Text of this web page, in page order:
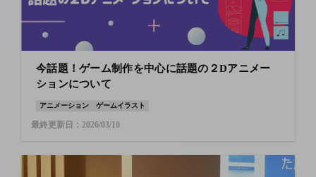
今話題！ゲーム制作を中心に話題の２Dアニメー
ションについて
アニメーション ゲームイラスト
最終更新日：2026/03/10